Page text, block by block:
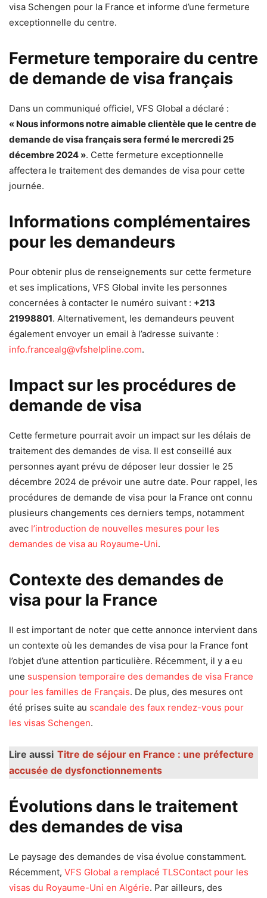
visa Schengen pour la France et informe d’une fermeture
exceptionnelle du centre.
Fermeture temporaire du centre
de demande de visa français
Dans un communiqué officiel, VFS Global a déclaré :
« Nous informons notre aimable clientèle que le centre de
demande de visa français sera fermé le mercredi 25
décembre 2024 ». Cette fermeture exceptionnelle
affectera le traitement des demandes de visa pour cette
journée.
Informations complémentaires
pour les demandeurs
Pour obtenir plus de renseignements sur cette fermeture
et ses implications, VFS Global invite les personnes
concernées à contacter le numéro suivant : +213
21998801. Alternativement, les demandeurs peuvent
également envoyer un email à l’adresse suivante :
info.francealg@vfshelpline.com.
Impact sur les procédures de
demande de visa
Cette fermeture pourrait avoir un impact sur les délais de
traitement des demandes de visa. Il est conseillé aux
personnes ayant prévu de déposer leur dossier le 25
décembre 2024 de prévoir une autre date. Pour rappel, les
procédures de demande de visa pour la France ont connu
plusieurs changements ces derniers temps, notamment
avec l’introduction de nouvelles mesures pour les
demandes de visa au Royaume-Uni.
Contexte des demandes de
visa pour la France
Il est important de noter que cette annonce intervient dans
un contexte où les demandes de visa pour la France font
l’objet d’une attention particulière. Récemment, il y a eu
une suspension temporaire des demandes de visa France
pour les familles de Français. De plus, des mesures ont
été prises suite au scandale des faux rendez-vous pour
les visas Schengen.
Lire aussi Titre de séjour en France : une préfecture
accusée de dysfonctionnements
Évolutions dans le traitement
des demandes de visa
Le paysage des demandes de visa évolue constamment.
Récemment, VFS Global a remplacé TLSContact pour les
visas du Royaume-Uni en Algérie. Par ailleurs, des